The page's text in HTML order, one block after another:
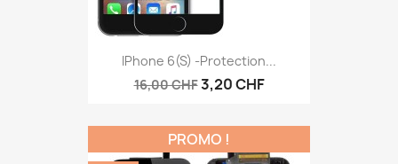
IPhone 6(s) -protection...
16,00 CHF3,20 CHF
PROMO !